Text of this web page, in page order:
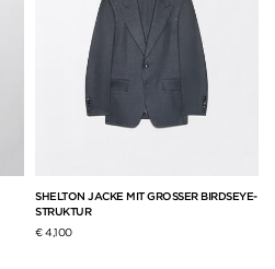
SHELTON JACKE MIT GROSSER BIRDSEYE-
STRUKTUR
€ 4,100